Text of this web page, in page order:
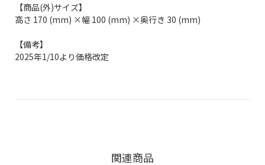
【商品(外)サイズ】
高さ 170 (mm) ×幅 100 (mm) ×奥行き 30 (mm)
【備考】
2025年1/10より価格改定
関連商品